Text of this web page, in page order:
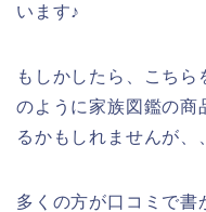
います♪
もしかしたら、こち
のように家族図鑑の商
るかもしれませんが、
多くの方が口コミで書